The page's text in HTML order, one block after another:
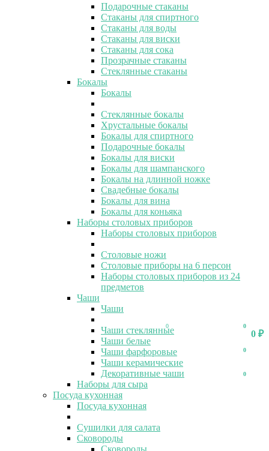
0
0 ₽
0
0
0
Подарочные стаканы
Стаканы для спиртного
Стаканы для воды
Стаканы для виски
Стаканы для сока
Прозрачные стаканы
Стеклянные стаканы
Бокалы
Бокалы
Стеклянные бокалы
Хрустальные бокалы
Бокалы для спиртного
Подарочные бокалы
Бокалы для виски
Бокалы для шампанского
Бокалы на длинной ножке
Свадебные бокалы
Бокалы для вина
Бокалы для коньяка
Наборы столовых приборов
Наборы столовых приборов
Столовые ножи
Столовые приборы на 6 персон
Наборы столовых приборов из 24
предметов
Чаши
Чаши
Чаши стеклянные
Чаши белые
Чаши фарфоровые
Чаши керамические
Декоративные чаши
Наборы для сыра
Посуда кухонная
Посуда кухонная
Сушилки для салата
Сковороды
Сковороды